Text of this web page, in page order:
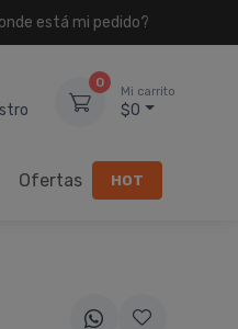
está mi pedido?
0
Mi carrito
$0
Ofertas HOT